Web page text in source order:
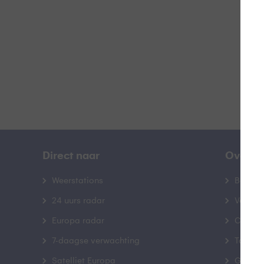
Direct naar
Weerstations
24 uurs radar
Europa radar
7-daagse verwachting
Satelliet Europa
Over
Contact